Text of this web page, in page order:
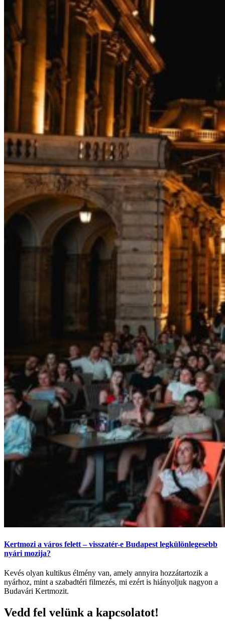
Kertmozi a város felett – visszatér-e Budapest legkülönlegesebb
nyári mozija?
Kevés olyan kultikus élmény van, amely annyira hozzátartozik a
nyárhoz, mint a szabadtéri filmezés, mi ezért is hiányoljuk nagyon a
Budavári Kertmozit.
Vedd fel velünk a kapcsolatot!